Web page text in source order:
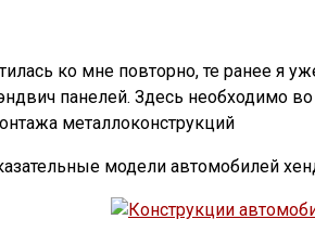
ко мне повторно, те ранее я
панелей. Здесь необходимо
металлоконструкций
модели автомобилей